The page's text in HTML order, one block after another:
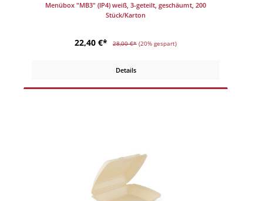
Menübox "MB3" (IP4) weiß, 3-geteilt, geschäumt, 200
Stück/Karton
22,40 €* 28,00 €* (20% gespart)
Details